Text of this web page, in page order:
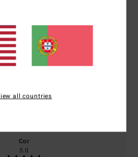
clientes recomendam este produto
Relação qualidade/preço
Cor
5.0
all countries